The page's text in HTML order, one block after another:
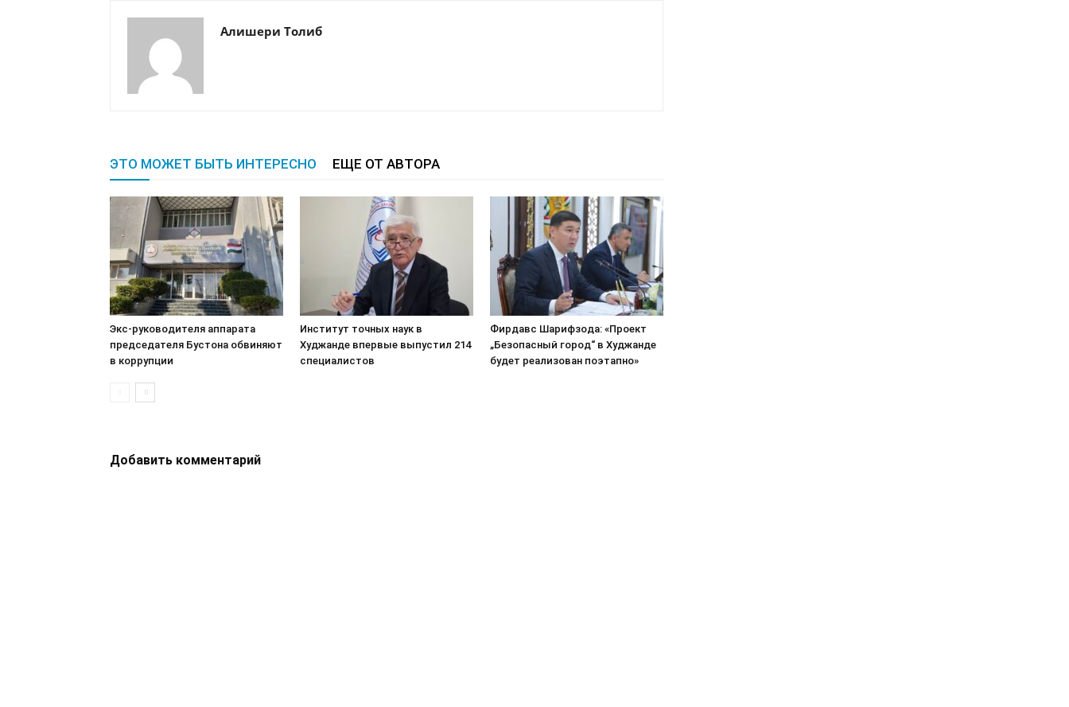
Алишери Толиб
ЭТО МОЖЕТ БЫТЬ ИНТЕРЕСНО ЕЩЕ ОТ АВТОРА
Экс-руководителя аппарата
председателя Бустона обвиняют
в коррупции
Институт точных наук в
Худжанде впервые выпустил 214
специалистов
Фирдавс Шарифзода: «Проект
„Безопасный город“ в Худжанде
будет реализован поэтапно»
Добавить комментарий